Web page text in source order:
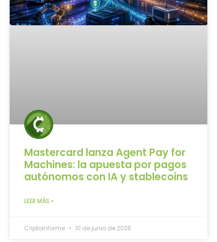
Mastercard lanza Agent Pay for
Machines: la apuesta por pagos
autónomos con IA y stablecoins
LEER MÁS »
Criptoinforme 10 de junio de 2026